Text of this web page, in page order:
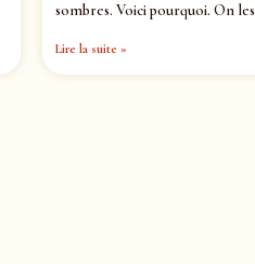
sombres. Voici pourquoi. On les
Lire la suite »